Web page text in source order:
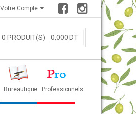
Votre Compte
0 PRODUIT(S) - 0,000 DT
Bureautique Professionnels